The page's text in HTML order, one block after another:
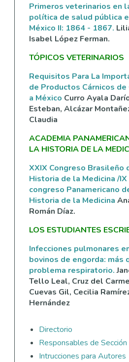
Primeros veterinarios en
política de salud pública
México II: 1864 - 1867.
Isabel López Ferman.
TÓPICOS VETERINARIOS
Requisitos Para La
de Productos Cárnicos de
a México Curro Ayala
Esteban, Alcázar
Claudia
ACADEMIA
LA HISTORIA DE LA
XXIX Congreso Brasileño
Historia de la Medicina /IX
congreso Panamericano
Historia de la Medicina
Román Díaz.
LOS ESTUDIANTES
Infecciones pulmonares
bovinos de engorda: más
problema respiratorio.
Tello Leal, Cruz del
Cuevas Gil, Cecilia
Hernández
Directorio
Responsables de Sección
Intrucciones para Autores